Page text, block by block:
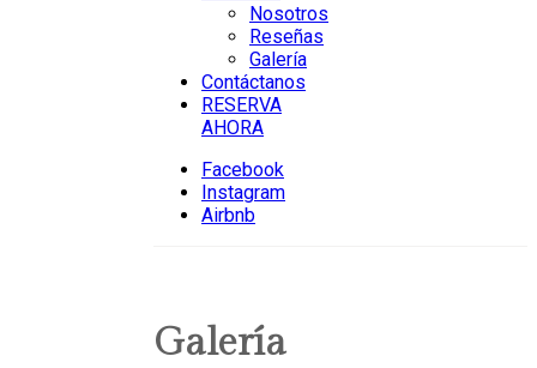
Nosotros
Reseñas
Galería
Contáctanos
RESERVA
AHORA
Facebook
Instagram
Airbnb
Galería